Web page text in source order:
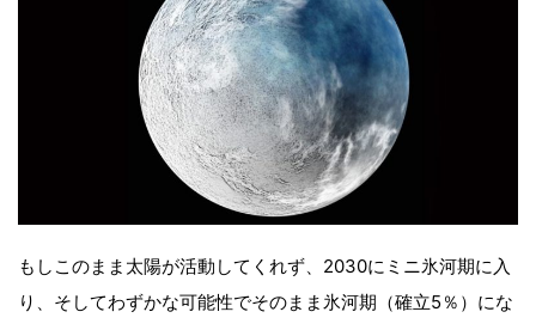
もしこのまま太陽が活動してくれず、2030にミニ氷河期に入
り、そしてわずかな可能性でそのまま氷河期（確立5％）にな